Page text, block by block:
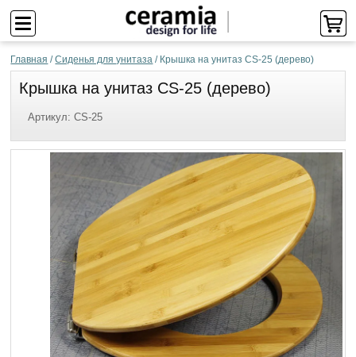
Главная /Сиденья для унитаза / Крышка на унитаз CS-25 (дерево)
Крышка на унитаз CS-25 (дерево)
Артикул:CS-25